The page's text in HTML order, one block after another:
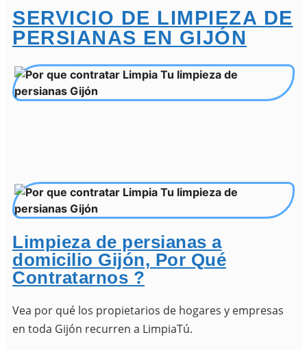
SERVICIO DE LIMPIEZA DE
PERSIANAS EN GIJÓN
Limpieza de persianas a
domicilio Gijón, Por Qué
Contratarnos ?
Vea por qué los propietarios de hogares y empresas
en toda Gijón recurren a LimpiaTú.